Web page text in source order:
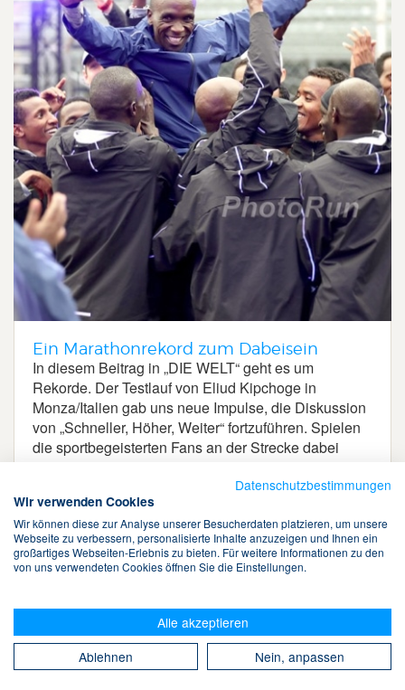
Ein Marathonrekord zum Dabeisein
In diesem Beitrag in „DIE WELT“ geht es um
Rekorde. Der Testlauf von Eliud Kipchoge in
Monza/Italien gab uns neue Impulse, die Diskussion
von „Schneller, Höher, Weiter“ fortzuführen. Spielen
die sportbegeisterten Fans an der Strecke dabei
Cookies Kontakt
Take The Magic Step® © 2008-2026 Alle Rechte vorbehalten.
Datenschutzbestimmungen
Wir verwenden Cookies
Wir können diese zur Analyse unserer Besucherdaten platzieren, um unsere
Webseite zu verbessern, personalisierte Inhalte anzuzeigen und Ihnen ein
großartiges Webseiten-Erlebnis zu bieten. Für weitere Informationen zu den
von uns verwendeten Cookies öffnen Sie die Einstellungen.
Alle akzeptieren
Ablehnen
Nein, anpassen